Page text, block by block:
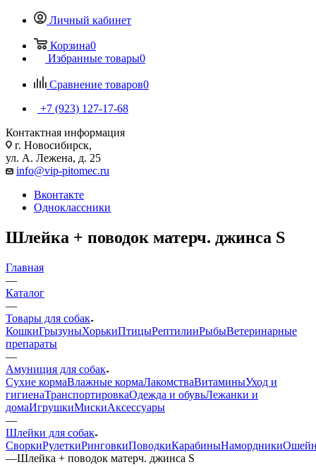
Личный кабинет
Корзина0
Избранные товары0
Сравнение товаров0
+7 (923) 127-17-68
Контактная информация
г. Новосибирск,
ул. А. Лежена, д. 25
info@vip-pitomec.ru
Вконтакте
Одноклассники
Шлейка + поводок матерч. джинса S
Главная
—
Каталог
—
Товары для собак
КошкиГрызуныХорькиПтицыРептилииРыбыВетеринарные
препараты
—
Амуниция для собак
Сухие кормаВлажные кормаЛакомстваВитаминыУход и
гигиенаТранспортировкаОдежда и обувьЛежанки и
домаИгрушкиМискиАксессуары
—
Шлейки для собак
СворкиРулеткиРинговкиПоводкиКарабиныНамордники
—Шлейка + поводок матерч. джинса S